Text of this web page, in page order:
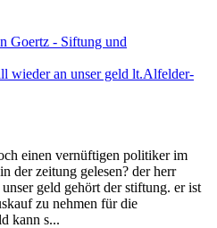
Goertz - Siftung und
wieder an unser geld lt.Alfelder-
einen vernüftigen politiker im
der zeitung gelesen? der herr
geld gehört der stiftung. er ist
zu nehmen für die
kann s...